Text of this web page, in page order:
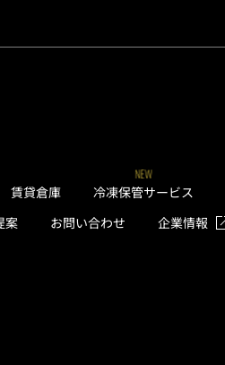
賃貸倉庫
NEW
冷凍保管サービス
案
お問い合わせ 企業情報